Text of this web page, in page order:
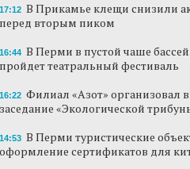
17:12 В Прикамье клещи снизили
перед вторым пиком
16:44 В Перми в пустой чаше
пройдет театральный фестиваль
16:22 Филиал «Азот» организовал
заседание «Экологической
14:53 В Перми туристические
оформление сертификатов для